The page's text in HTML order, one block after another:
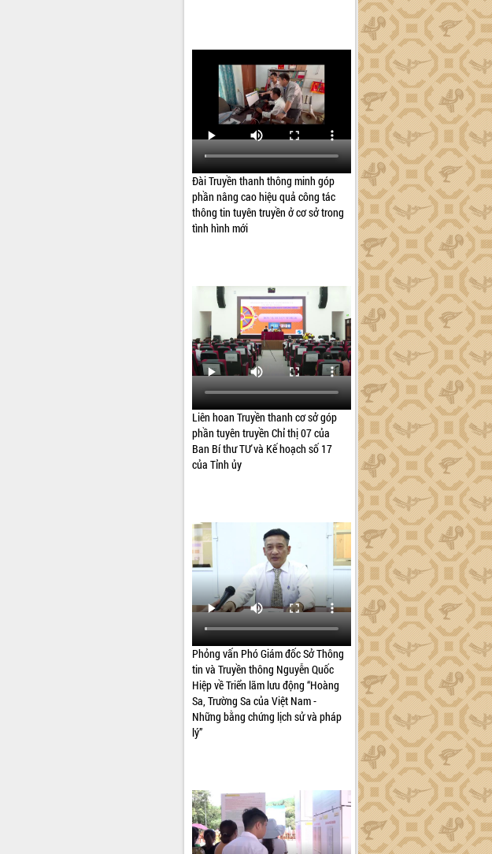
Đài Truyền thanh thông minh góp
phần nâng cao hiệu quả công tác
thông tin tuyên truyền ở cơ sở trong
tình hình mới
Liên hoan Truyền thanh cơ sở góp
phần tuyên truyền Chỉ thị 07 của
Ban Bí thư TƯ và Kế hoạch số 17
của Tỉnh ủy
Phỏng vấn Phó Giám đốc Sở Thông
tin và Truyền thông Nguyễn Quốc
Hiệp về Triển lãm lưu động “Hoàng
Sa, Trường Sa của Việt Nam -
Những bằng chứng lịch sử và pháp
lý”